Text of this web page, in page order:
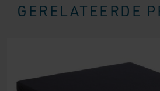
GERELATEERDE